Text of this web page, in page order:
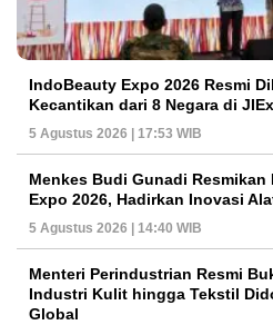
IndoBeauty Expo 2026 Resmi
Kecantikan dari 8 Negara di
5 Agustus 2026 | 17:53 WIB
Menkes Budi Gunadi
Expo 2026, Hadirkan Inovasi
5 Agustus 2026 | 14:40 WIB
Menteri Perindustrian Resmi
Industri Kulit hingga Tekstil
Global